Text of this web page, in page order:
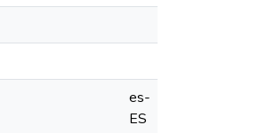
es-
ES